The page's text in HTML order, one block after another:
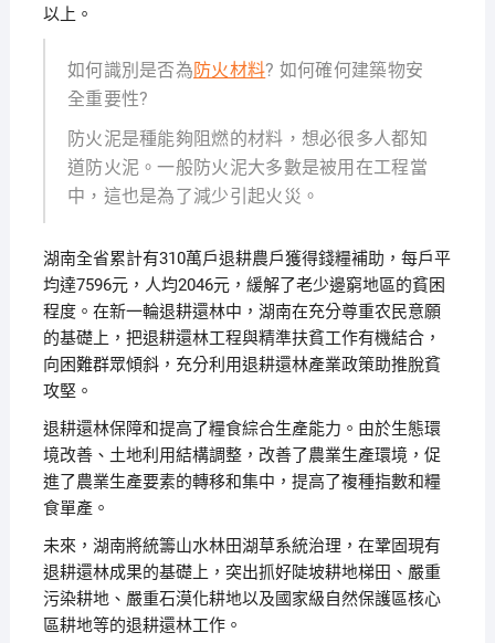
以上。
如何識別是否為 防火材料? 如何確何建築物安
全重要性?
防火泥是種能夠阻燃的材料，想必很多人都知
道防火泥。一般防火泥大多數是被用在工程當
中，這也是為了減少引起火災。
湖南全省累計有310萬戶退耕農戶獲得錢糧補助，每戶平
均達7596元，人均2046元，緩解了老少邊窮地區的貧困
程度。在新一輪退耕還林中，湖南在充分尊重农民意願
的基礎上，把退耕還林工程與精準扶貧工作有機結合，
向困難群眾傾斜，充分利用退耕還林產業政策助推脫貧
攻堅。
退耕還林保障和提高了糧食綜合生產能力。由於生態環
境改善、土地利用結構調整，改善了農業生產環境，促
進了農業生產要素的轉移和集中，提高了複種指數和糧
食單產。
未來，湖南將統籌山水林田湖草系統治理，在鞏固現有
退耕還林成果的基礎上，突出抓好陡坡耕地梯田、嚴重
污染耕地、嚴重石漠化耕地以及國家級自然保護區核心
區耕地等的退耕還林工作。